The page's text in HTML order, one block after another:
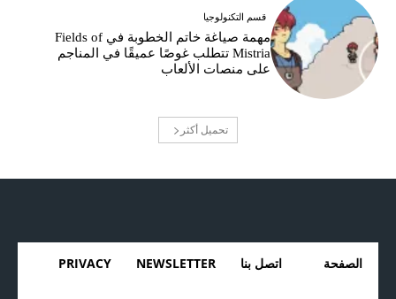
قسم التكنولوجيا
مهمة صياغة خاتم الخطوبة في Fields of
Mistria تتطلب غوصًا عميقًا في المناجم
على منصات الألعاب
تحميل أكثر
الصفحة اتصل بنا NEWSLETTER
PRIVACY